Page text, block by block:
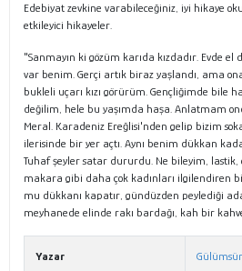
Edebiyat zevkine varabileceğiniz, iyi hikaye
etkileyici hikayeler.
"Sanmayın ki gözüm karıda kızdadır. Evde
var benim. Gerçi artık biraz yaşlandı, ama
bukleli uçarı kızı görürüm. Gençliğimde bile
değilim, hele bu yaşımda haşa. Anlatmam
Meral. Karadeniz Ereğlisi'nden gelip bizim
ilerisinde bir yer açtı. Aynı benim dükkan
Tuhaf şeyler satar dururdu. Ne bileyim, lastik,
makara gibi daha çok kadınları ilgilendiren
mu dükkanı kapatır, gündüzden peylediği
meyhanede elinde rakı bardağı, kah bir
Yazar